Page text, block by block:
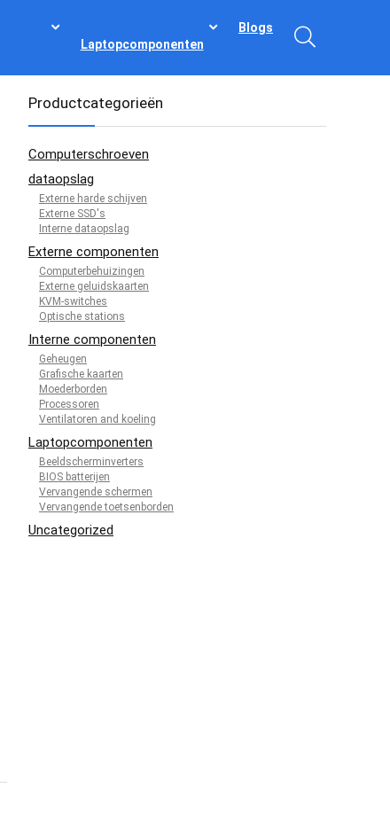
Laptopcomponenten
Blogs
Productcategorieën
Computerschroeven
dataopslag
Externe harde schijven
Externe SSD's
Interne dataopslag
Externe componenten
Computerbehuizingen
Externe geluidskaarten
KVM-switches
Optische stations
Interne componenten
Geheugen
Grafische kaarten
Moederborden
Processoren
Ventilatoren and koeling
Laptopcomponenten
Beeldscherminverters
BIOS batterijen
Vervangende schermen
Vervangende toetsenborden
Uncategorized